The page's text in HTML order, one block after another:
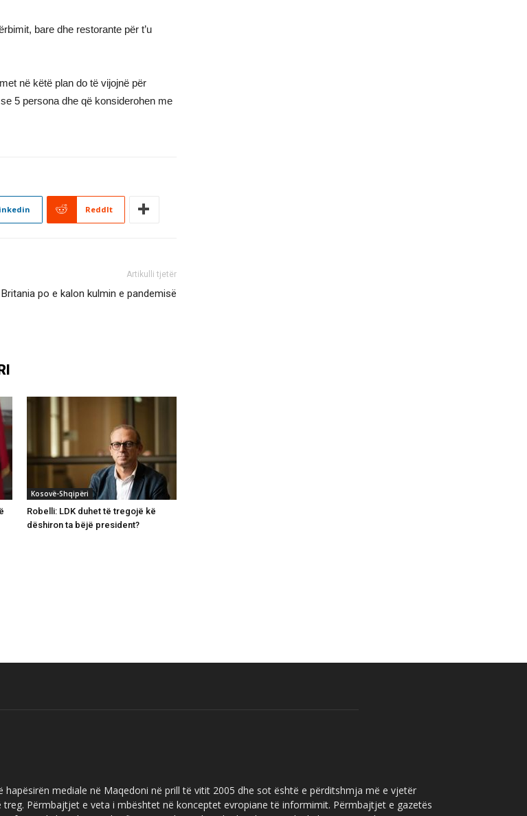
bare dhe restorante për t’u
në këtë plan do të vijojnë për
5 persona dhe që konsiderohen me
ReddIt
Artikulli tjetër
po e kalon kulmin e pandemisë
Kosovë-Shqipëri
Robelli: LDK duhet të tregojë kë
dëshiron ta bëjë president?
hapësirën mediale në Maqedoni në prill të vitit 2005 dhe sot është e përditshmja më e vjetër
treg. Përmbajtjet e veta i mbështet në konceptet evropiane të informimit. Përmbajtjet e gazetës